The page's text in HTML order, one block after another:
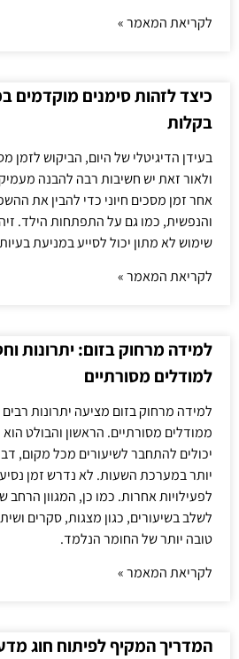
לקריאת המאמר »
כיצד לזהות סימנים מוקדמים
בקלות
בעידן הדיגיטלי של היום, הביקוש לזמן
ולאור זאת יש חשיבות רבה להבנה
אחר זמן מסכים חיוני כדי להבין את
והנפשית, כמו גם על התפתחות הילד.
שימוש לא מתון יכול לסייע במניעת
לקריאת המאמר »
למידה מרחוק בזום: יתרונות
למודלים מסורתיים
למידה מרחוק בזום מציעה יתרונות
ממודלים מסורתיים. הראשון והבולט
יכולים להתחבר לשיעורים מכל מקום,
יותר במערכת השעות. לא נדרש זמן
לפעילויות אחרות. כמו כן, המגוון הרחב
לשלב בשיעורים, כגון מצגות, סקרים
טובה יותר של החומר הנלמד.
לקריאת המאמר »
המדריך המקיף לפיתוח חוג